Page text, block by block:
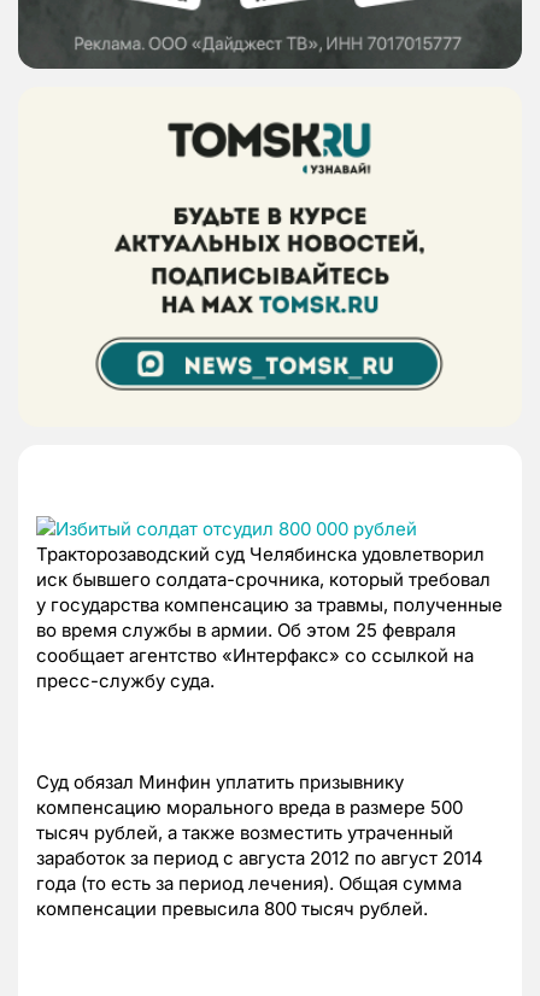
Тракторозаводский суд Челябинска удовлетворил
иск бывшего солдата-срочника, который требовал
у государства компенсацию за травмы, полученные
во время службы в армии. Об этом 25 февраля
сообщает агентство «Интерфакс» со ссылкой на
пресс-службу суда.
Суд обязал Минфин уплатить призывнику
компенсацию морального вреда в размере 500
тысяч рублей, а также возместить утраченный
заработок за период с августа 2012 по август 2014
года (то есть за период лечения). Общая сумма
компенсации превысила 800 тысяч рублей.